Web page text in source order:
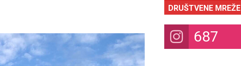
DRUŠTVENE MREŽE
687